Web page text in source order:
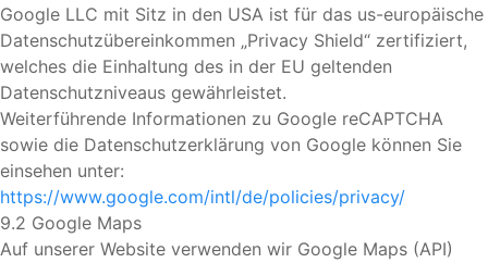
Google LLC mit Sitz in den USA ist für das us-europäische
Datenschutzübereinkommen „Privacy Shield“ zertifiziert,
welches die Einhaltung des in der EU geltenden
Datenschutzniveaus gewährleistet.
Weiterführende Informationen zu Google reCAPTCHA
sowie die Datenschutzerklärung von Google können Sie
einsehen unter:
https://www.google.com/intl/de/policies/privacy/
9.2 Google Maps
Auf unserer Website verwenden wir Google Maps (API)